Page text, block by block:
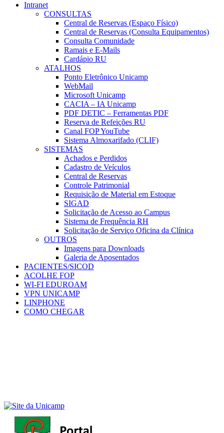
Intranet
CONSULTAS
Central de Reservas (Espaço Físico)
Central de Reservas (Consulta Equipamentos)
Consulta Comunidade
Ramais e E-Mails
Cardápio RU
ATALHOS
Ponto Eletrônico Unicamp
WebMail
Microsoft Unicamp
CACIA – IA Unicamp
PDF DETIC – Ferramentas PDF
Reserva de Refeições RU
Canal FOP YouTube
Sistema Almoxarifado (CLIF)
SISTEMAS
Achados e Perdidos
Cadastro de Veículos
Central de Reservas
Controle Patrimonial
Requisição de Material em Estoque
SIGAD
Solicitação de Acesso ao Campus
Sistema de Frequência RH
Solicitação de Serviço Oficina da Clínica
OUTROS
Imagens para Downloads
Galeria de Aposentados
PACIENTES/SICOD
ACOLHE FOP
WI-FI EDUROAM
VPN UNICAMP
LINPHONE
COMO CHEGAR